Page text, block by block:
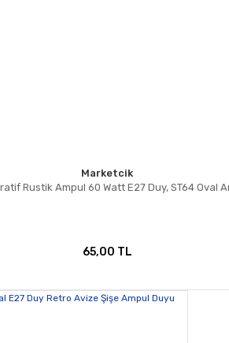
Marketcik
Rustik Ampul 60 Watt E27 Duy, ST64 Oval
65,00 TL